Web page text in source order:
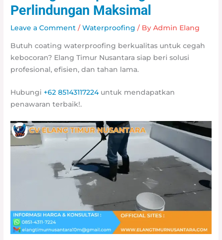
Perlindungan Maksimal
Leave a Comment /Waterproofing / ByAdmin Elang
Butuh coating waterproofing berkualitas untuk cegah
kebocoran? Elang Timur Nusantara siap beri solusi
profesional, efisien, dan tahan lama.
Hubungi +62 85143117224untuk mendapatkan
penawaran terbaik!.